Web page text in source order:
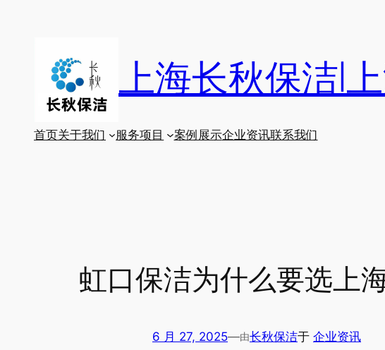
上海长秋保洁|
首页关于我们 服务项目 案例展示企业资讯联系我们
虹口保洁为什么要选上
6 月 27, 2025—由长秋保洁于 企业资讯